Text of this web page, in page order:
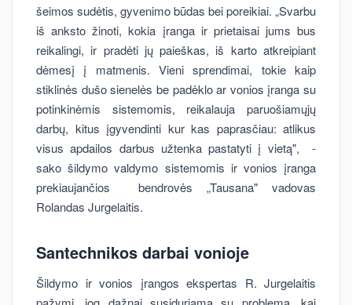
šeimos sudėtis, gyvenimo būdas bei poreikiai. „Svarbu
iš anksto žinoti, kokia įranga ir prietaisai jums bus
reikalingi, ir pradėti jų paieškas, iš karto atkreipiant
dėmesį į matmenis. Vieni sprendimai, tokie kaip
stiklinės dušo sienelės be padėklo ar vonios įranga su
potinkinėmis sistemomis, reikalauja paruošiamųjų
darbų, kitus įgyvendinti kur kas paprasčiau: atlikus
visus apdailos darbus užtenka pastatyti į vietą", -
sako šildymo valdymo sistemomis ir vonios įranga
prekiaujančios bendrovės „Tausana" vadovas
Rolandas Jurgelaitis.
Santechnikos darbai vonioje
Šildymo ir vonios įrangos ekspertas R. Jurgelaitis